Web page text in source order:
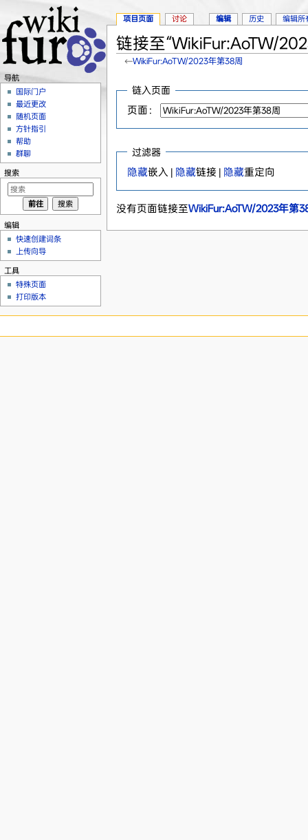
链接至“WikiFur:AoTW/
←WikiFur:AoTW/2023年第38周
链入页面
页面：
过滤器
隐藏嵌入 | 隐藏链接 | 隐藏重定向
没有页面链接至WikiFur:AoTW/2023年第
项目页面 讨论 编辑 历史 编辑所
导航
国际门户
最近更改
随机页面
方针指引
帮助
群聊
搜索
编辑
快速创建词条
上传向导
工具
特殊页面
打印版本